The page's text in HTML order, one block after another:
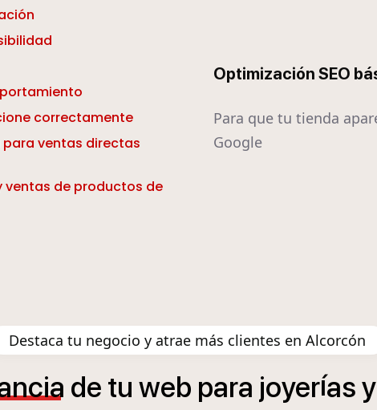
correctamente
ventas directas
ventas de productos de
Optimización SEO
Para que tu tienda
Google
Destaca tu negocio y atrae más clientes en Alcorcón
de tu web para joyeríasy